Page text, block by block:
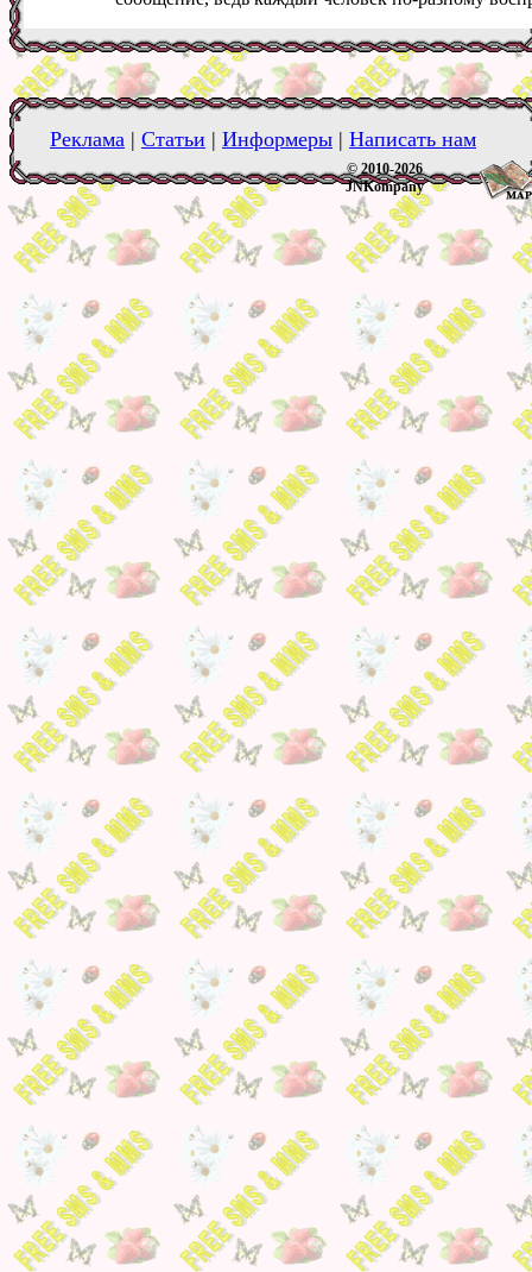
Реклама | Статьи | Информеры | Написать нам
© 2010-2026
JNKompany